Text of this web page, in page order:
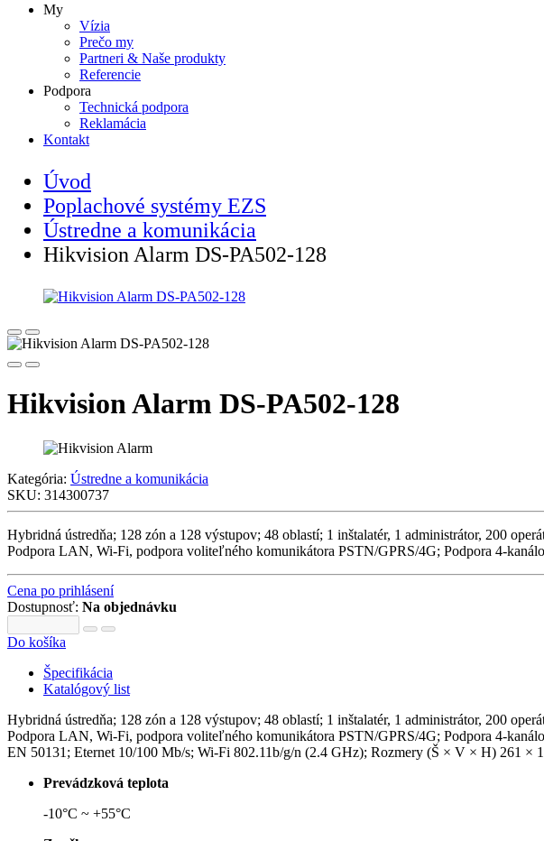
My
Vízia
Prečo my
Partneri & Naše produkty
Referencie
Podpora
Technická podpora
Reklamácia
Kontakt
Úvod
Poplachové systémy EZS
Ústredne a komunikácia
Hikvision Alarm DS-PA502-128
Hikvision Alarm DS-PA502-128
Kategória: Ústredne a komunikácia
SKU: 314300737
Hybridná ústredňa; 128 zón a 128 výstupov; 48 oblastí; 1 inštalatér, 1 administrátor, 200
Podpora LAN, Wi-Fi, podpora voliteľného komunikátora PSTN/GPRS/4G; Podpora 4-
Cena po prihlásení
Dostupnosť: Na objednávku
Do košíka
Špecifikácia
Katalógový list
Hybridná ústredňa; 128 zón a 128 výstupov; 48 oblastí; 1 inštalatér, 1 administrátor, 200
Podpora LAN, Wi-Fi, podpora voliteľného komunikátora PSTN/GPRS/4G; Podpora 4-
EN 50131; Eternet 10/100 Mb/s; Wi-Fi 802.11b/g/n (2.4 GHz); Rozmery (Š × V × H) 261 ×
Prevádzková teplota
-10°C ~ +55°C